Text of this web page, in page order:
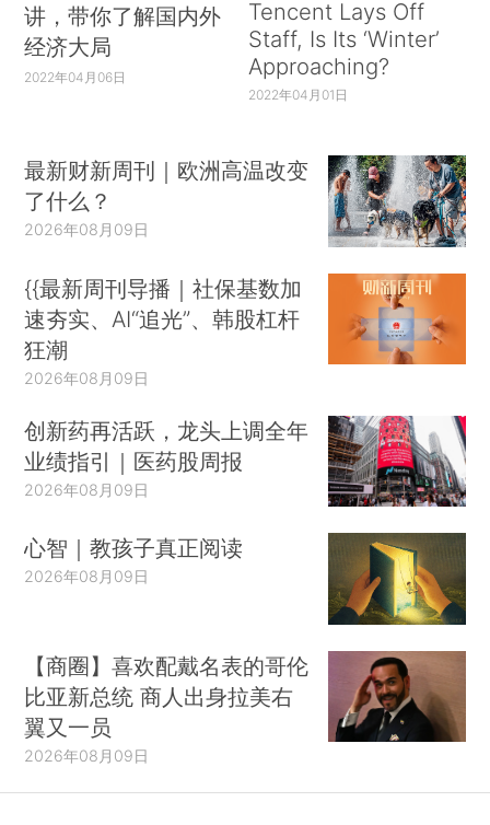
讲，带你了解国内外
经济大局
2022年04月06日
Tencent Lays Off
Staff, Is Its ‘Winter’
Approaching?
2022年04月01日
最新财新周刊｜欧洲高温改变
了什么？
2026年08月09日
{{最新周刊导播｜社保基数加
速夯实、AI“追光”、韩股杠杆
狂潮
2026年08月09日
创新药再活跃，龙头上调全年
业绩指引｜医药股周报
2026年08月09日
心智｜教孩子真正阅读
2026年08月09日
【商圈】喜欢配戴名表的哥伦
比亚新总统 商人出身拉美右
翼又一员
2026年08月09日